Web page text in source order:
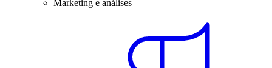
Marketing e análises